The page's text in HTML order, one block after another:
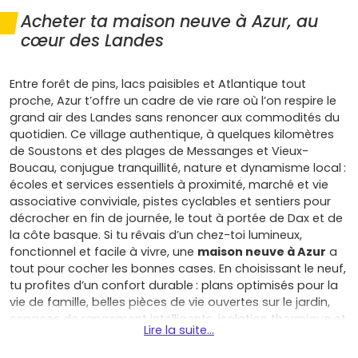
Acheter ta maison neuve à Azur, au
cœur des Landes
Entre forêt de pins, lacs paisibles et Atlantique tout
proche, Azur t’offre un cadre de vie rare où l’on respire le
grand air des Landes sans renoncer aux commodités du
quotidien. Ce village authentique, à quelques kilomètres
de Soustons et des plages de Messanges et Vieux-
Boucau, conjugue tranquillité, nature et dynamisme local :
écoles et services essentiels à proximité, marché et vie
associative conviviale, pistes cyclables et sentiers pour
décrocher en fin de journée, le tout à portée de Dax et de
la côte basque. Si tu rêvais d’un chez-toi lumineux,
fonctionnel et facile à vivre, une maison neuve à Azur a
tout pour cocher les bonnes cases. En choisissant le neuf,
tu profites d’un confort durable : plans optimisés pour la
vie de famille, belles pièces de vie ouvertes sur le jardin,
espaces de rangement intelligents, isolation thermique et
acoustique performante, chauffage économe conforme
Lire la suite...